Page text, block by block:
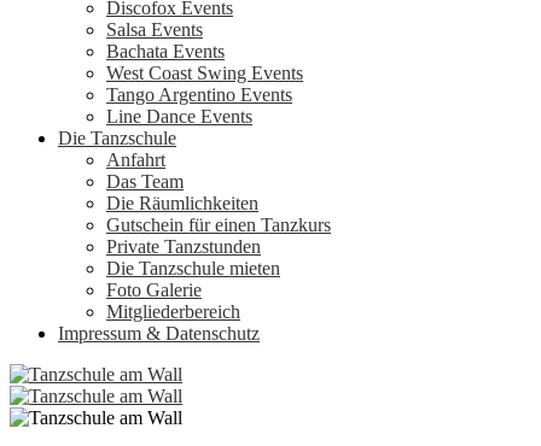
Discofox Events
Salsa Events
Bachata Events
West Coast Swing Events
Tango Argentino Events
Line Dance Events
Die Tanzschule
Anfahrt
Das Team
Die Räumlichkeiten
Gutschein für einen Tanzkurs
Private Tanzstunden
Die Tanzschule mieten
Foto Galerie
Mitgliederbereich
Impressum & Datenschutz